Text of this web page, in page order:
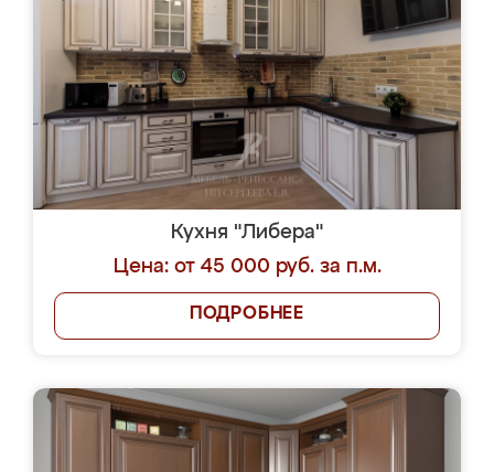
Кухня "Либера"
Цена: от 45 000 руб. за п.м.
ПОДРОБНЕЕ